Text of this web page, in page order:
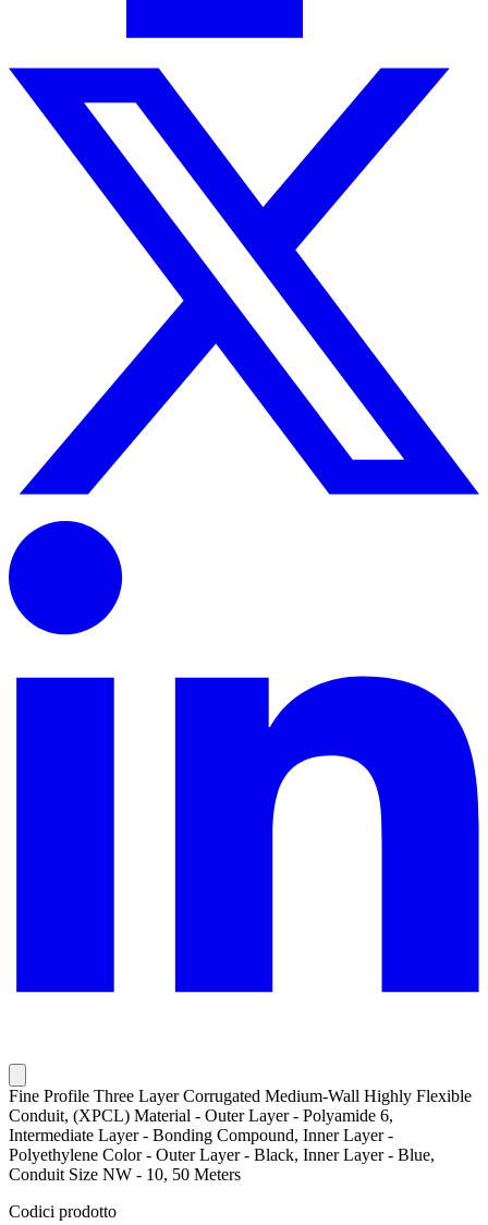
Fine Profile Three Layer Corrugated Medium-Wall Highly Flexible
Conduit, (XPCL) Material - Outer Layer - Polyamide 6,
Intermediate Layer - Bonding Compound, Inner Layer -
Polyethylene Color - Outer Layer - Black, Inner Layer - Blue,
Conduit Size NW - 10, 50 Meters
Codici prodotto